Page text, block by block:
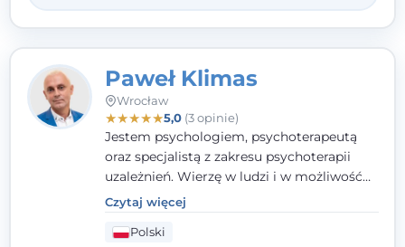
Paweł Klimas
Wrocław
★★★★★5,0(3 opinie)
Jestem psychologiem, psychoterapeutą
oraz specjalistą z zakresu psychoterapii
uzależnień. Wierzę w ludzi i w możliwość
wprowadzenia zmian w ich życiu. Bardzo
często przekonuje się o tym, że każdy z nas,
w tym Ty i ja, ma wpływ na swoje
Czytaj więcej
Polski